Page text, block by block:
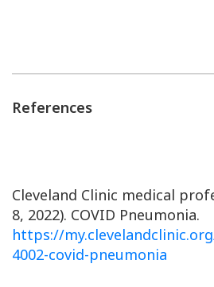
References
Cleveland Clinic medical
8, 2022). COVID Pneumonia.
https://
4002-covid-pneumonia